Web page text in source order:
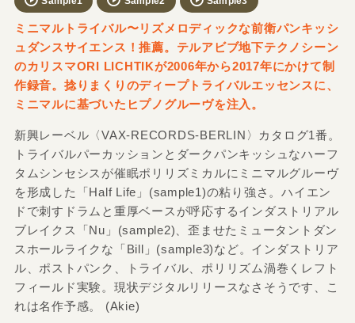
ミニマルトライバル〜リズメロディックな前衛パンキッシ
ュダンスサイエンス！推薦。テルアビブ地下テクノシーン
のカリスマORI LICHTIKが2006年から2017年にかけて制
作録音。捻りまくりのディープトライバルエッセンスに、
ミニマルに基づいたヒプノグルーヴを注入。
新興レーベル〈VAX-RECORDS-BERLIN〉カタログ1番。
トライバルパーカッションとダークパンキッシュなハーフ
タムシンセシスが催眠ポリリズミカルにミニマルグルーヴ
を形成した「Half Life」(sample1)の粘り強さ。ハイエン
ドで刺すドラムと重厚ベースが呼応するインダストリアル
ブレイクス「Nu」(sample2)、歪ませたミュータントダン
スホールライクな「Bill」(sample3)など。インダストリア
ル、ポストパンク、トライバル、ポリリズム渦巻くレフト
フィールド実験。現状デジタルリリースなさそうです、こ
れは名作予感。 (Akie)